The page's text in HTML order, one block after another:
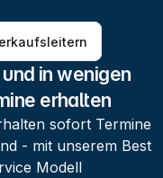
in wenigen
erhalten
sofort Termine
- mit unserem Best
Modell